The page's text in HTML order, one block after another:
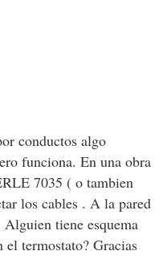
conductos algo
funciona. En una obra
7035 ( o tambien
los cables . A la pared
tiene esquema
el termostato? Gracias